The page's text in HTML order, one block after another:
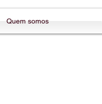
Quem somos